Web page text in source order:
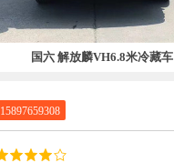
国六 解放麟VH6.8米冷藏车
15897659308